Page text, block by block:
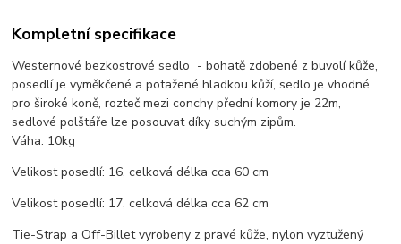
Kompletní specifikace
Westernové bezkostrové sedlo - bohatě zdobené z buvolí kůže,
posedlí je vyměkčené a potažené hladkou kůží, sedlo je vhodné
pro široké koně, rozteč mezi conchy přední komory je 22m,
sedlové polštáře lze posouvat díky suchým zipům.
Váha: 10kg
Velikost posedlí: 16, celková délka cca 60 cm
Velikost posedlí: 17, celková délka cca 62 cm
Tie-Strap a Off-Billet vyrobeny z pravé kůže, nylon vyztužený